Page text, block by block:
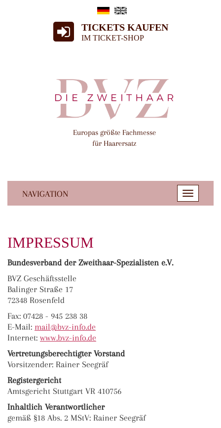
TICKETS KAUFEN
IM TICKET-SHOP
Europas größte Fachmesse
für Haarersatz
NAVIGATION
Toggle
IMPRESSUM
Bundesverband der Zweithaar-Spezialisten e.V.
BVZ Geschäftsstelle
Balinger Straße 17
72348 Rosenfeld
Fax: 07428 - 945 238 38
E-Mail: mail@bvz-info.de
Internet: www.bvz-info.de
Vertretungsberechtigter Vorstand
Vorsitzender: Rainer Seegräf
Registergericht
Amtsgericht Stuttgart VR 410756
Inhaltlich Verantwortlicher
gemäß §18 Abs. 2 MStV: Rainer Seegräf